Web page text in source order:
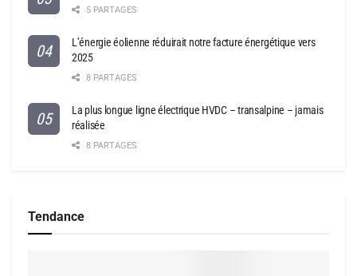
5 PARTAGES
L’énergie éolienne réduirait notre facture énergétique vers
2025
8 PARTAGES
La plus longue ligne électrique HVDC – transalpine – jamais
réalisée
8 PARTAGES
Tendance